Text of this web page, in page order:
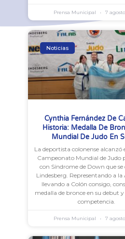
Prensa Municipal 7
Noticias
Cynthia Fernández De
Historia: Medalla De
Mundial De Judo En
La deportista colonense alcanzó
Campeonato Mundial de Judo
con Síndrome de Down que se
Lindesberg. Representando a
llevando a Colón consigo,
medalla de bronce en su debut
competencia.
Prensa Municipal 7